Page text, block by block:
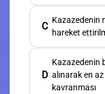
C
Kazazedenin
hareket
D
Kazazedenin
alınarak en
kavranması